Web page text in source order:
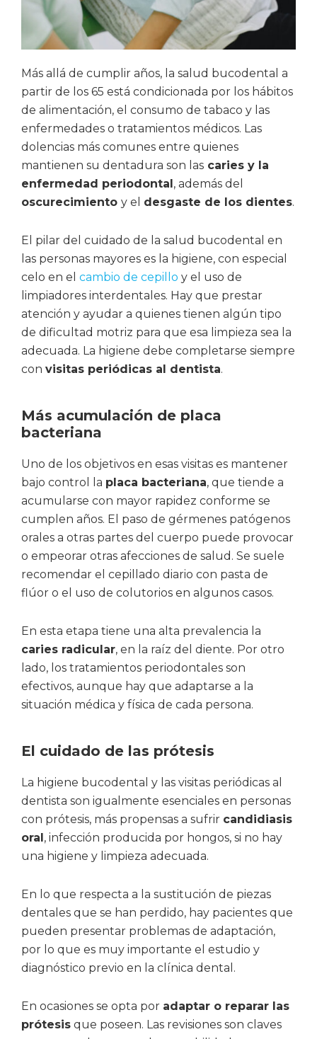
Más allá de cumplir años, la salud bucodental a
partir de los 65 está condicionada por los hábitos
de alimentación, el consumo de tabaco y las
enfermedades o tratamientos médicos. Las
dolencias más comunes entre quienes
mantienen su dentadura son las caries y la
enfermedad periodontal , además del
oscurecimiento y el desgaste de los dientes.
El pilar del cuidado de la salud bucodental en
las personas mayores es la higiene, con especial
celo en el cambio de cepillo y el uso de
limpiadores interdentales. Hay que prestar
atención y ayudar a quienes tienen algún tipo
de dificultad motriz para que esa limpieza sea la
adecuada. La higiene debe completarse siempre
con visitas periódicas al dentista.
Más acumulación de placa
bacteriana
Uno de los objetivos en esas visitas es mantener
bajo control la placa bacteriana, que tiende a
acumularse con mayor rapidez conforme se
cumplen años. El paso de gérmenes patógenos
orales a otras partes del cuerpo puede provocar
o empeorar otras afecciones de salud. Se suele
recomendar el cepillado diario con pasta de
flúor o el uso de colutorios en algunos casos.
En esta etapa tiene una alta prevalencia la
caries radicular, en la raíz del diente. Por otro
lado, los tratamientos periodontales son
efectivos, aunque hay que adaptarse a la
situación médica y física de cada persona.
El cuidado de las prótesis
La higiene bucodental y las visitas periódicas al
dentista son igualmente esenciales en personas
con prótesis, más propensas a sufrir candidiasis
oral , infección producida por hongos, si no hay
una higiene y limpieza adecuada.
En lo que respecta a la sustitución de piezas
dentales que se han perdido, hay pacientes que
pueden presentar problemas de adaptación,
por lo que es muy importante el estudio y
diagnóstico previo en la clínica dental.
En ocasiones se opta por adaptar o reparar las
prótesis que poseen. Las revisiones son claves